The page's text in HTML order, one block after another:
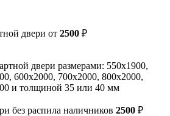
двери от 2500 ₽
двери размерами: 550х1900,
600х2000, 700х2000, 800х2000,
и толщиной 35 или 40 мм
без распила наличников 2500 ₽